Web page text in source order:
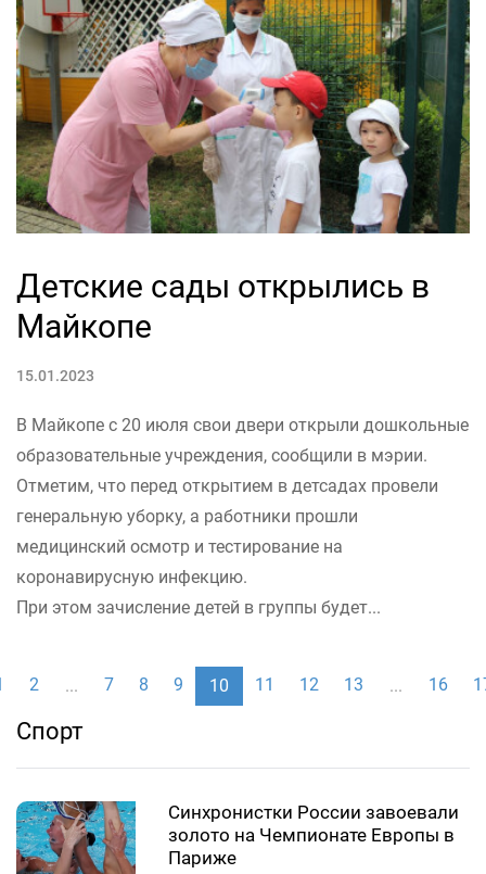
Детские сады открылись в
Майкопе
15.01.2023
В Майкопе с 20 июля свои двери открыли дошкольные
образовательные учреждения, сообщили в мэрии.
Отметим, что перед открытием в детсадах провели
генеральную уборку, а работники прошли
медицинский осмотр и тестирование на
коронавирусную инфекцию.
При этом зачисление детей в группы будет...
2 ... 7 8 9 10 11 12 13 ... 16
Спорт
Синхронистки России завоевали
золото на Чемпионате Европы в
Париже